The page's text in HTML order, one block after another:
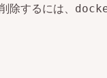
するには、